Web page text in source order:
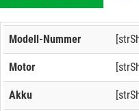
Modell-Nummer
Motor
Akku